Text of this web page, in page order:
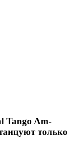
Tango Am-
только